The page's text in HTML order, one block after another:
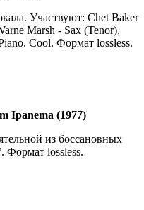
Участвуют: Chet Baker
Marsh - Sax (Tenor),
Cool. Формат lossless.
Ipanema (1977)
из боссановных
Формат lossless.